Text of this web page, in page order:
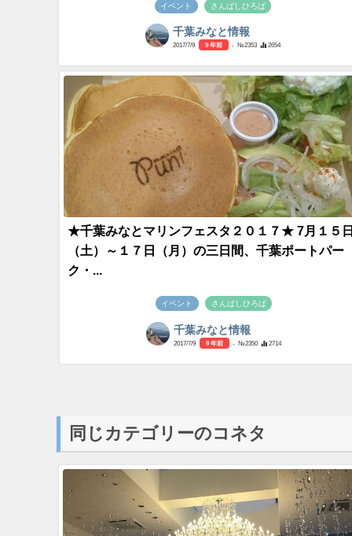
イベント さんばしひろば
千葉みなと情報
2017/7/9 9 年前 - №2353 2654
★千葉みなとマリンフェスタ２０１７★ 7月１５
（土）～１７日（月）の三日間、千葉ポートパー
ク・...
イベント さんばしひろば
千葉みなと情報
2017/7/9 9 年前 - №2350 2714
同じカテゴリーのコネタ